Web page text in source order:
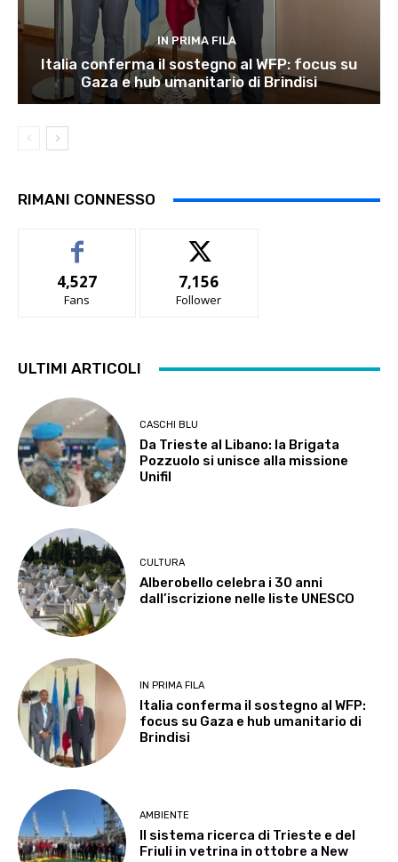
IN PRIMA FILA
Italia conferma il sostegno al WFP: focus su
Gaza e hub umanitario di Brindisi
RIMANI CONNESSO
4,527
Fans
7,156
Follower
ULTIMI ARTICOLI
CASCHI BLU
Da Trieste al Libano: la Brigata
Pozzuolo si unisce alla missione
Unifil
CULTURA
Alberobello celebra i 30 anni
dall’iscrizione nelle liste UNESCO
IN PRIMA FILA
Italia conferma il sostegno al WFP:
focus su Gaza e hub umanitario di
Brindisi
AMBIENTE
Il sistema ricerca di Trieste e del
Friuli in vetrina in ottobre a New